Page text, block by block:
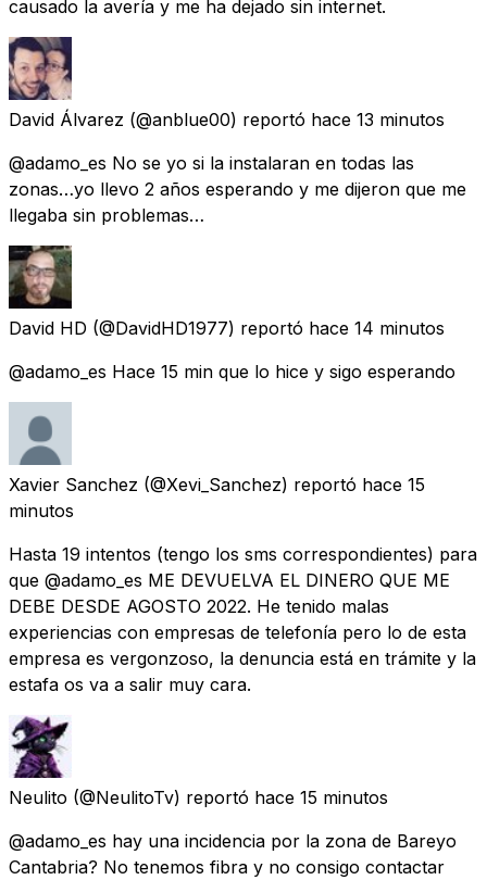
causado la avería y me ha dejado sin internet.
David Álvarez (@anblue00) reportó hace 13 minutos
@adamo_es No se yo si la instalaran en todas las
zonas…yo llevo 2 años esperando y me dijeron que me
llegaba sin problemas…
David HD (@DavidHD1977) reportó hace 14 minutos
@adamo_es Hace 15 min que lo hice y sigo esperando
Xavier Sanchez (@Xevi_Sanchez) reportó hace 15
minutos
Hasta 19 intentos (tengo los sms correspondientes) para
que @adamo_es ME DEVUELVA EL DINERO QUE ME
DEBE DESDE AGOSTO 2022. He tenido malas
experiencias con empresas de telefonía pero lo de esta
empresa es vergonzoso, la denuncia está en trámite y la
estafa os va a salir muy cara.
Neulito (@NeulitoTv) reportó hace 15 minutos
@adamo_es hay una incidencia por la zona de Bareyo
Cantabria? No tenemos fibra y no consigo contactar